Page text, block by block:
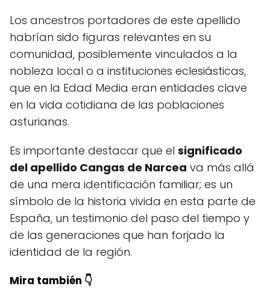
Los ancestros portadores de este apellido
habrían sido figuras relevantes en su
comunidad, posiblemente vinculados a la
nobleza local o a instituciones eclesiásticas,
que en la Edad Media eran entidades clave
en la vida cotidiana de las poblaciones
asturianas.
Es importante destacar que el significado
del apellido Cangas de Narcea va más allá
de una mera identificación familiar; es un
símbolo de la historia vivida en esta parte de
España, un testimonio del paso del tiempo y
de las generaciones que han forjado la
identidad de la región.
Mira también 👇